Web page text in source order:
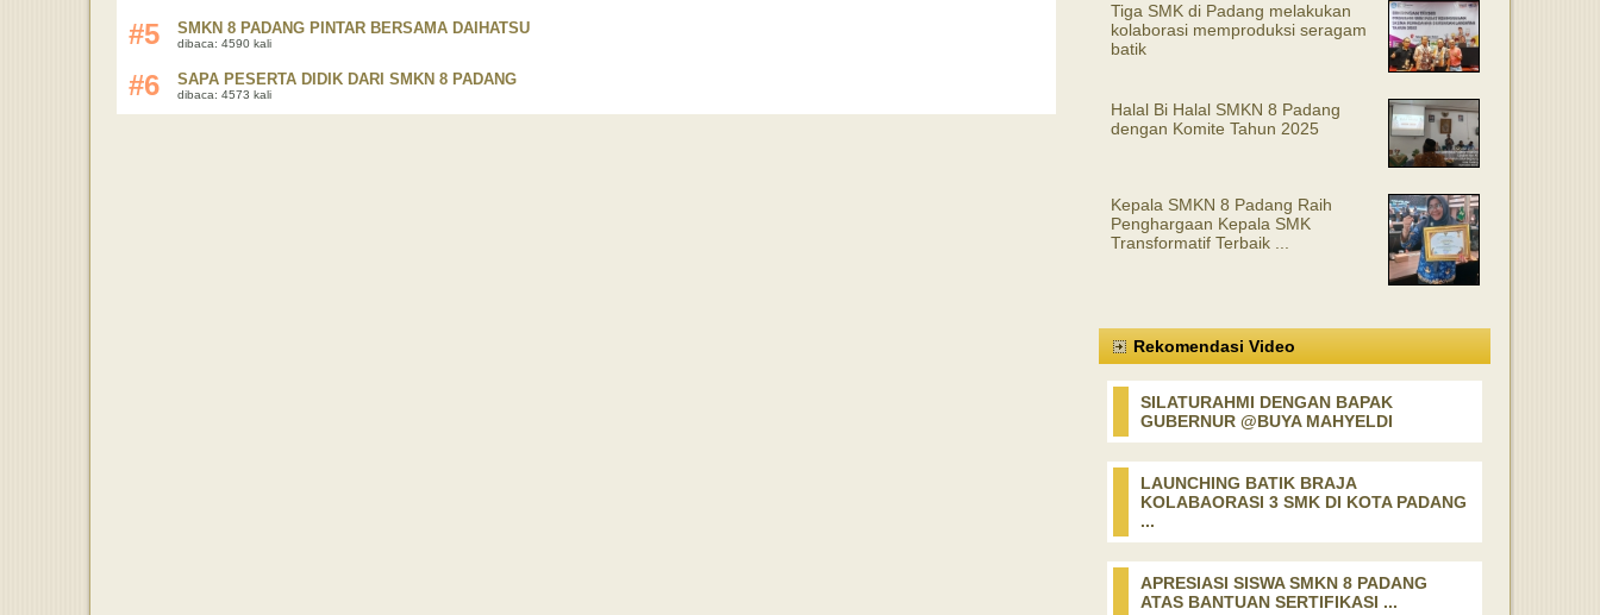
#5 SMKN 8 PADANG PINTAR BERSAMA DAIHATSU
dibaca: 4590 kali
#6 SAPA PESERTA DIDIK DARI SMKN 8 PADANG
dibaca: 4573 kali
Tiga SMK di Padang melakukan
kolaborasi memproduksi seragam
batik
Halal Bi Halal SMKN 8 Padang
dengan Komite Tahun 2025
Kepala SMKN 8 Padang Raih
Penghargaan Kepala SMK
Transformatif Terbaik ...
Rekomendasi Video
SILATURAHMI DENGAN BAPAK
GUBERNUR @BUYA MAHYELDI
LAUNCHING BATIK BRAJA
KOLABAORASI 3 SMK DI KOTA PADANG
...
APRESIASI SISWA SMKN 8 PADANG
ATAS BANTUAN SERTIFIKASI ...